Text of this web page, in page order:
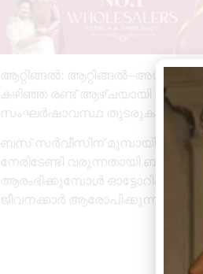
ആറ്റിങ്ങൽ: ആറ്റിങ്ങൽ–അയിലം
കഴിഞ്ഞ രണ്ട് ആഴ്ചയായി
സംഘർഷാവസ്ഥ തുടരുകയാണ്.
ബസ് സർവീസിന് മുമ്പായി
നേരിടേണ്ടി വരുന്നതായി ബസ്
ആരംഭിക്കുമ്പോൾ
ജീവനക്കാർ ആരോപിക്കുന്നു.